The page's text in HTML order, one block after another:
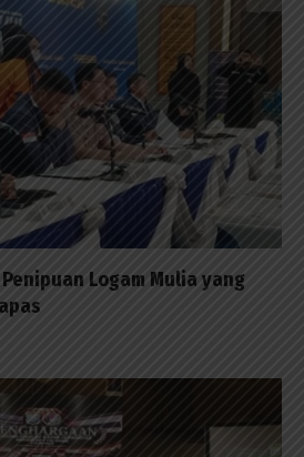
Logam Mulia yang